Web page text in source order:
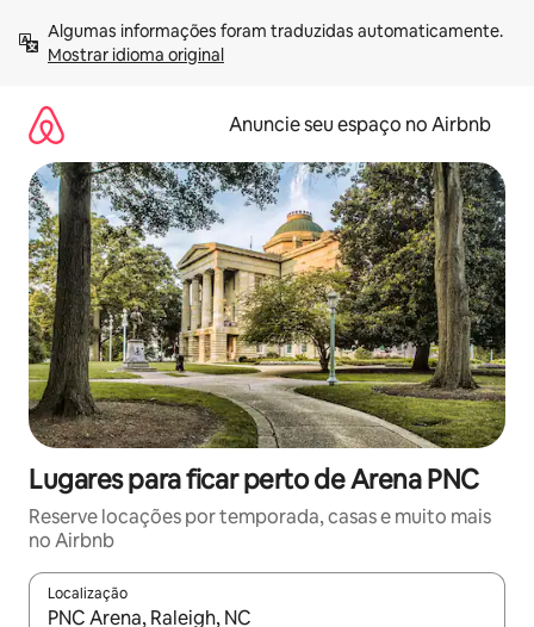
para
Mostrar idioma original
Anuncie seu espaço no Airbnb
Lugares para ficar perto de Arena PNC
Reserve locações por temporada, casas e muito mais
no Airbnb
Localização
Quando os resultados estiverem disponíveis, explore-os